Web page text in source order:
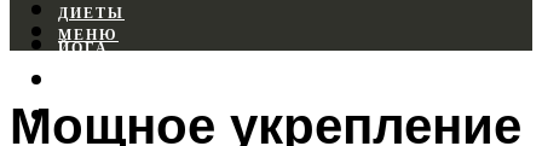
ДИЕТЫ
ЙОГА
ФИТНЕС
МЕНЮ
Мощное укрепление